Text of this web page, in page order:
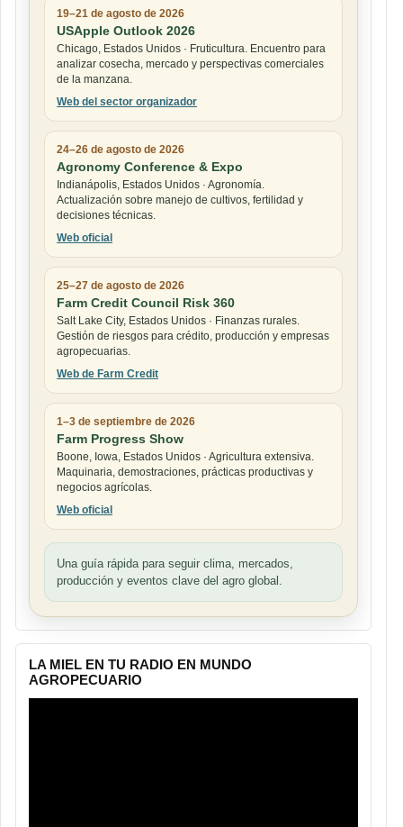
19–21 de agosto de 2026
USApple Outlook 2026
Chicago, Estados Unidos · Fruticultura. Encuentro para
analizar cosecha, mercado y perspectivas comerciales
de la manzana.
Web del sector organizador
24–26 de agosto de 2026
Agronomy Conference & Expo
Indianápolis, Estados Unidos · Agronomía.
Actualización sobre manejo de cultivos, fertilidad y
decisiones técnicas.
Web oficial
25–27 de agosto de 2026
Farm Credit Council Risk 360
Salt Lake City, Estados Unidos · Finanzas rurales.
Gestión de riesgos para crédito, producción y empresas
agropecuarias.
Web de Farm Credit
1–3 de septiembre de 2026
Farm Progress Show
Boone, Iowa, Estados Unidos · Agricultura extensiva.
Maquinaria, demostraciones, prácticas productivas y
negocios agrícolas.
Web oficial
Una guía rápida para seguir clima, mercados,
producción y eventos clave del agro global.
LA MIEL EN TU RADIO EN MUNDO
AGROPECUARIO